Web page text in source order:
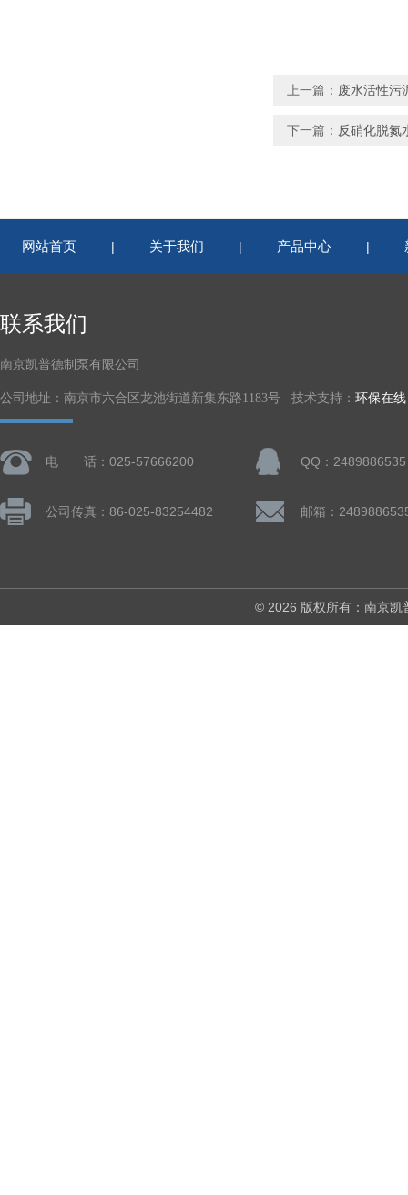
上一篇： 废水活性污
下一篇： 反硝化脱氮
网站首页 | 关于我们 | 产品中心 |
联系我们
南京凯普德制泵有限公司
公司地址：南京市六合区龙池街道新集东路1183号 技术支持： 环保在线
电 话：025-57666200 QQ：2489886535
公司传真：86-025-83254482 邮箱：
© 2026 版权所有：南京